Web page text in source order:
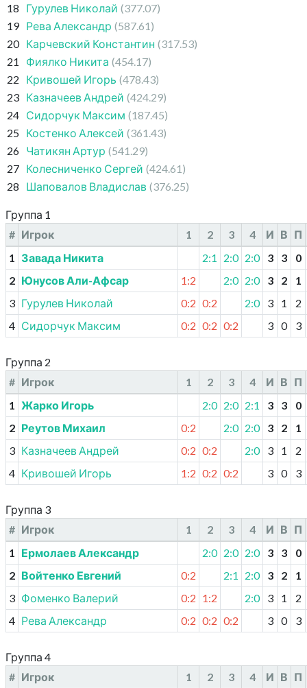
18
Гурулев Николай (377.07)
19 Рева Александр (587.61)
20 Карчевский Константин (317.53)
21
Фиялко Никита (454.17)
22
Кривошей Игорь (478.43)
23 Казначеев Андрей (424.29)
24 Сидорчук Максим (187.45)
25 Костенко Алексей (361.43)
26 Чатикян Артур (541.29)
27 Колесниченко Сергей (424.61)
28
Шаповалов Владислав (376.25)
Группа 1
# Игрок 1 2 3 4 И В П
1
Завада Никита 2:1 2:0 2:0 3 3
0
2 Юнусов Али-Афсар 1:2 2:0 2:0 3 2
1
3 Гурулев Николай 0:2 0:2 2:0 3 1
2
4 Сидорчук Максим 0:2 0:2 0:2 3 0 3
Группа 2
# Игрок 1 2 3 4 И В П
1
Жарко Игорь 2:0 2:0 2:1 3 3
0
2 Реутов Михаил 0:2 2:0 2:0 3 2
1
3 Казначеев Андрей 0:2 0:2 2:0 3 1
2
4 Кривошей Игорь 1:2 0:2 0:2 3 0 3
Группа 3
# Игрок 1 2 3 4 И В П
1
Ермолаев Александр 2:0 2:0 2:0 3 3
0
2 Войтенко Евгений 0:2 2:1 2:0 3 2
1
3 Фоменко Валерий 0:2 1:2 2:0 3 1
2
4 Рева Александр 0:2 0:2 0:2 3 0 3
Группа 4
# Игрок 1 2 3 4 И В П